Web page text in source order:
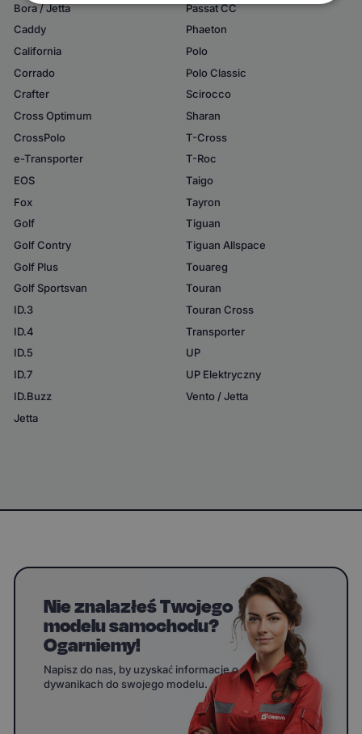
Bora / Jetta
Caddy
California
Corrado
Crafter
Cross Optimum
CrossPolo
e-Transporter
EOS
Fox
Golf
Golf Contry
Golf Plus
Golf Sportsvan
ID.3
ID.4
ID.5
ID.7
ID.Buzz
Jetta
Passat CC
Phaeton
Polo
Polo Classic
Scirocco
Sharan
T-Cross
T-Roc
Taigo
Tayron
Tiguan
Tiguan Allspace
Touareg
Touran
Touran Cross
Transporter
UP
UP Elektryczny
Vento / Jetta
Nie znalazłeś Twojego
modelu samochodu?
Ogarniemy!
Napisz do nas, by uzyskać informacje o
dywanikach do swojego modelu.